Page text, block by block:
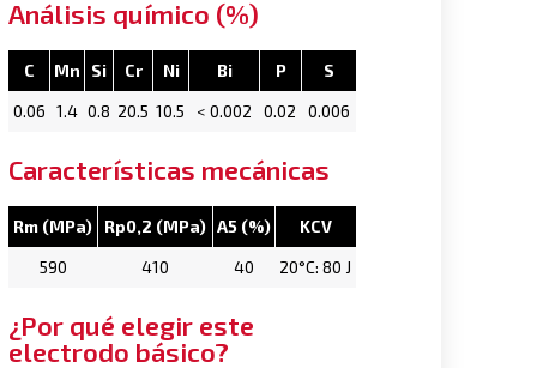
Análisis químico (%)
C Mn Si Cr Ni Bi P
S
0.06 1.4 0.8 20.5 10.5 < 0.002 0.02 0.006
Características mecánicas
Rm (MPa) Rp0,2 (MPa) A5 (%)
KCV
590
410 40 20°C: 80 J
¿Por qué elegir este
electrodo básico?